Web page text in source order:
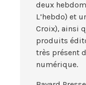
deux
L’hebdo) et
Croix), ainsi
produits
très présent
numérique.